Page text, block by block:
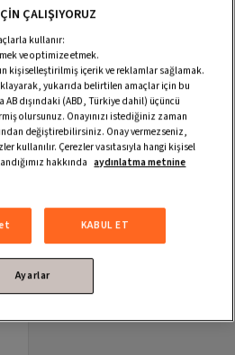
BuccothermBebek Diş Jeli
5.0 (2)
Kargo Bedava
Kupon Fırsatı
Kargo Bedava
649,90 TL
Trendyol Plus ile584,91 TL
Sepete Ekle
ÇALIŞIYORUZ
kullanır:
ve optimize etmek.
kişiselleştirilmiş içerik ve reklamlar sağlamak.
yukarıda belirtilen amaçlar için bu
AB dışındaki (ABD, Türkiye dahil) üçüncü
olursunuz. Onayınızı istediğiniz zaman
değiştirebilirsiniz. Onay vermezseniz,
kullanılır. Çerezler vasıtasıyla hangi kişisel
hakkında aydınlatma metnine
KABUL ET
Ayarlar